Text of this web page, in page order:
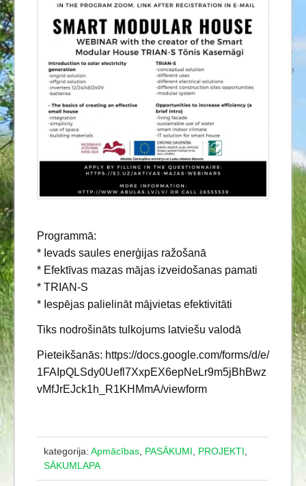
Programmā:
* Ievads saules enerģijas ražošanā
* Efektīvas mazas mājas izveidošanas pamati
* TRIAN-S
* Iespējas palielināt mājvietas efektivitāti
Tiks nodrošināts tulkojums latviešu valodā
Pieteikšanās: https://docs.google.com/forms/d/e/
1FAIpQLSdy0Uefl7XxpEX6epNeLr9m5jBhBwz
vMfJrEJck1h_R1KHMmA/viewform
kategorija: Apmācības, PASĀKUMI PROJEKTI
SĀKUMLAPA